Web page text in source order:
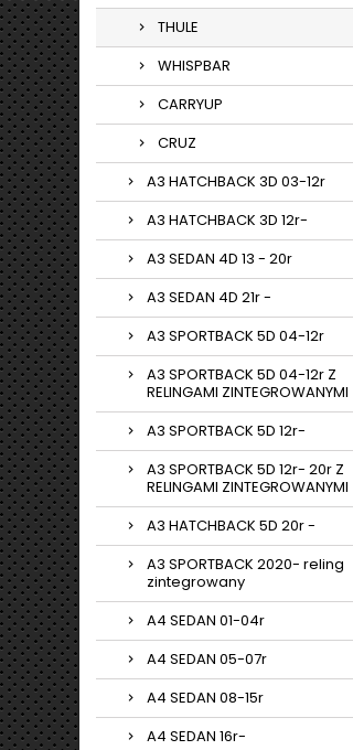
THULE
WHISPBAR
CARRYUP
CRUZ
A3 HATCHBACK 3D 03-12r
A3 HATCHBACK 3D 12r-
A3 SEDAN 4D 13 - 20r
A3 SEDAN 4D 21r -
A3 SPORTBACK 5D 04-12r
A3 SPORTBACK 5D 04-12r Z
RELINGAMI ZINTEGROWANYMI
A3 SPORTBACK 5D 12r-
A3 SPORTBACK 5D 12r- 20r Z
RELINGAMI ZINTEGROWANYMI
A3 HATCHBACK 5D 20r -
A3 SPORTBACK 2020- reling
zintegrowany
A4 SEDAN 01-04r
A4 SEDAN 05-07r
A4 SEDAN 08-15r
A4 SEDAN 16r-